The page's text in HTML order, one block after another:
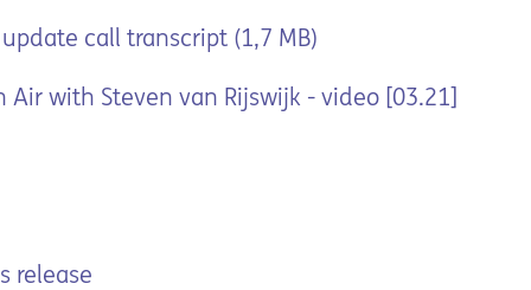
call transcript (1,7 MB)
Air with Steven van Rijswijk - video [03.21]
release